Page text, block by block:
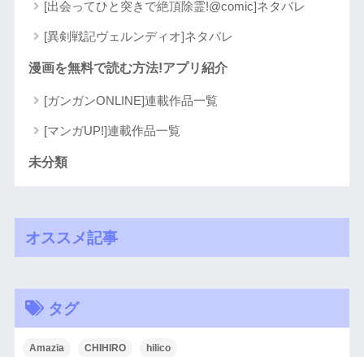
[出会ってひと突きで絶頂除霊!@comic]ネタバレ
[異剣戦記ヴェルンディオ]ネタバレ
漫画を無料で読む方法!アプリ紹介
[ガンガンONLINE]連載作品一覧
[マンガUP!]連載作品一覧
未分類
オススメ記事
タグ
Amazia CHIHIRO hilico